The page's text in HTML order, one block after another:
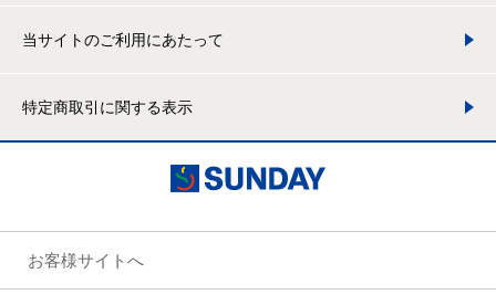
当サイトのご利用にあたって
特定商取引に関する表示
お客様サイトへ